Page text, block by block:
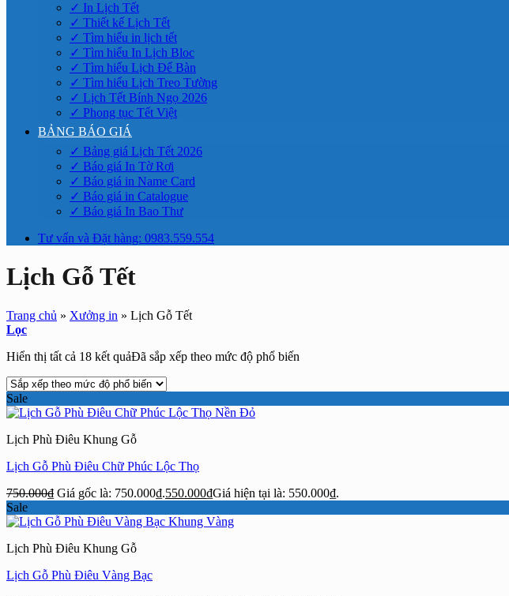
✓ In Lịch Tết
✓ Thiết kế Lịch Tết
✓ Tìm hiểu in lịch tết
✓ Tìm hiểu In Lịch Bloc
✓ Tìm hiểu Lịch Để Bàn
✓ Tìm hiểu Lịch Treo Tường
✓ Lịch Tết Bính Ngọ 2026
✓ Phong tục Tết Việt
BẢNG BÁO GIÁ
✓ Bảng giá Lịch Tết 2026
✓ Báo giá In Tờ Rơi
✓ Báo giá in Name Card
✓ Báo giá in Catalogue
✓ Báo giá In Bao Thư
Tư vấn và Đặt hàng: 0983.559.554
Lịch Gỗ Tết
Trang chủ » Xưởng in » Lịch Gỗ Tết
Lọc
Hiển thị tất cả 18 kết quảĐã sắp xếp theo mức độ phổ biến
Sale
Lịch Phù Điêu Khung Gỗ
Lịch Gỗ Phù Điêu Chữ Phúc Lộc Thọ
750.000₫ Giá gốc là: 750.000₫.550.000₫Giá hiện tại là: 550.000₫.
Sale
Lịch Phù Điêu Khung Gỗ
Lịch Gỗ Phù Điêu Vàng Bạc